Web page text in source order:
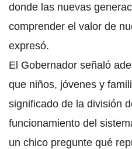
donde las nuevas
comprender el valor de
expresó.
El Gobernador señaló
que niños, jóvenes y
significado de la división
funcionamiento del
un chico pregunte qué